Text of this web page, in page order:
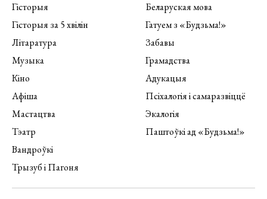
Гісторыя
Гісторыя за 5 хвілін
Літаратура
Музыка
Кіно
Афіша
Мастацтва
Тэатр
Вандроўкі
Трызуб і Пагоня
Беларуская мова
Гатуем з «Будзьма!»
Забавы
Грамадства
Адукацыя
Псіхалогія і самаразвіццё
Экалогія
Паштоўкі ад «Будзьма!»